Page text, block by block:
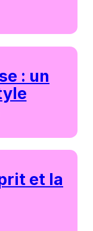
: un
et la